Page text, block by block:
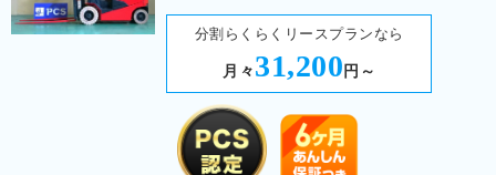
分割らくらくリースプランなら
月々 31,200 円～